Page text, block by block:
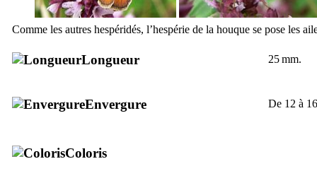
Comme les autres hespéridés, l’hespérie de la houque se pose les
Longueur 25 mm.
Envergure De 12 à
Coloris